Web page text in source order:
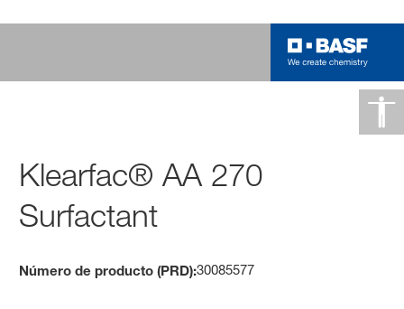
Klearfac® AA 270
Surfactant
Número de producto (PRD):30085577